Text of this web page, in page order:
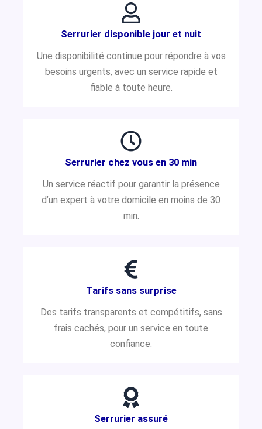
Serrurier disponible jour et nuit
Une disponibilité continue pour répondre à vos
besoins urgents, avec un service rapide et
fiable à toute heure.
Serrurier chez vous en 30 min
Un service réactif pour garantir la présence
d’un expert à votre domicile en moins de 30
min.
Tarifs sans surprise
Des tarifs transparents et compétitifs, sans
frais cachés, pour un service en toute
confiance.
Serrurier assuré